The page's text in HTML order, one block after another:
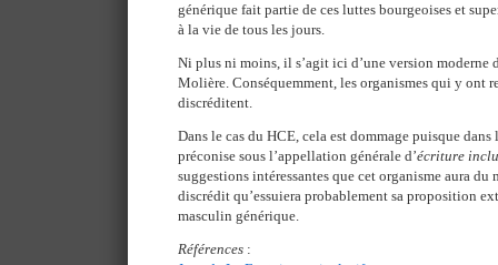
générique fait partie de ces luttes bourgeoises et
à la vie de tous les jours.
Ni plus ni moins, il s’agit ici d’une version moderne
Molière. Conséquemment, les organismes qui y ont
discréditent.
Dans le cas du HCE, cela est dommage puisque dans
préconise sous l’appellation générale d’écriture
suggestions intéressantes que cet organisme aura du
discrédit qu’essuiera probablement sa proposition
masculin générique.
Références :